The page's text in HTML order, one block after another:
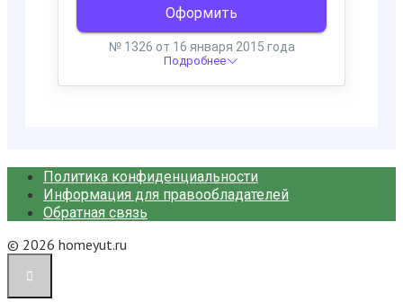
Политика конфиденциальности
Информация для правообладателей
Обратная связь
© 2026 homeyut.ru